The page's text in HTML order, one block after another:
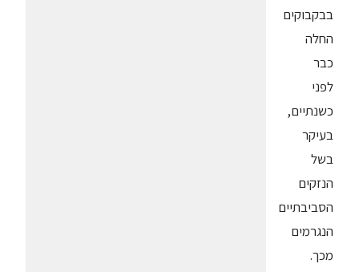
בבקבוקים
החלה
כבר
לפני
כשנתיים,
בעיקר
בשל
הנזקים
הסביבתיים
הנגרמים
מכך.